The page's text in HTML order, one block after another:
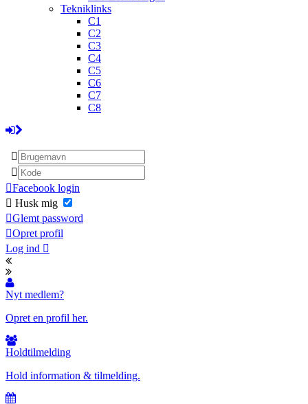
Tekniklinks
C1
C2
C3
C4
C5
C6
C7
C8
Facebook login
Husk mig
Glemt password
Opret profil
Log ind
Nyt medlem?
Opret en profil her.
Holdtilmelding
Hold information & tilmelding.